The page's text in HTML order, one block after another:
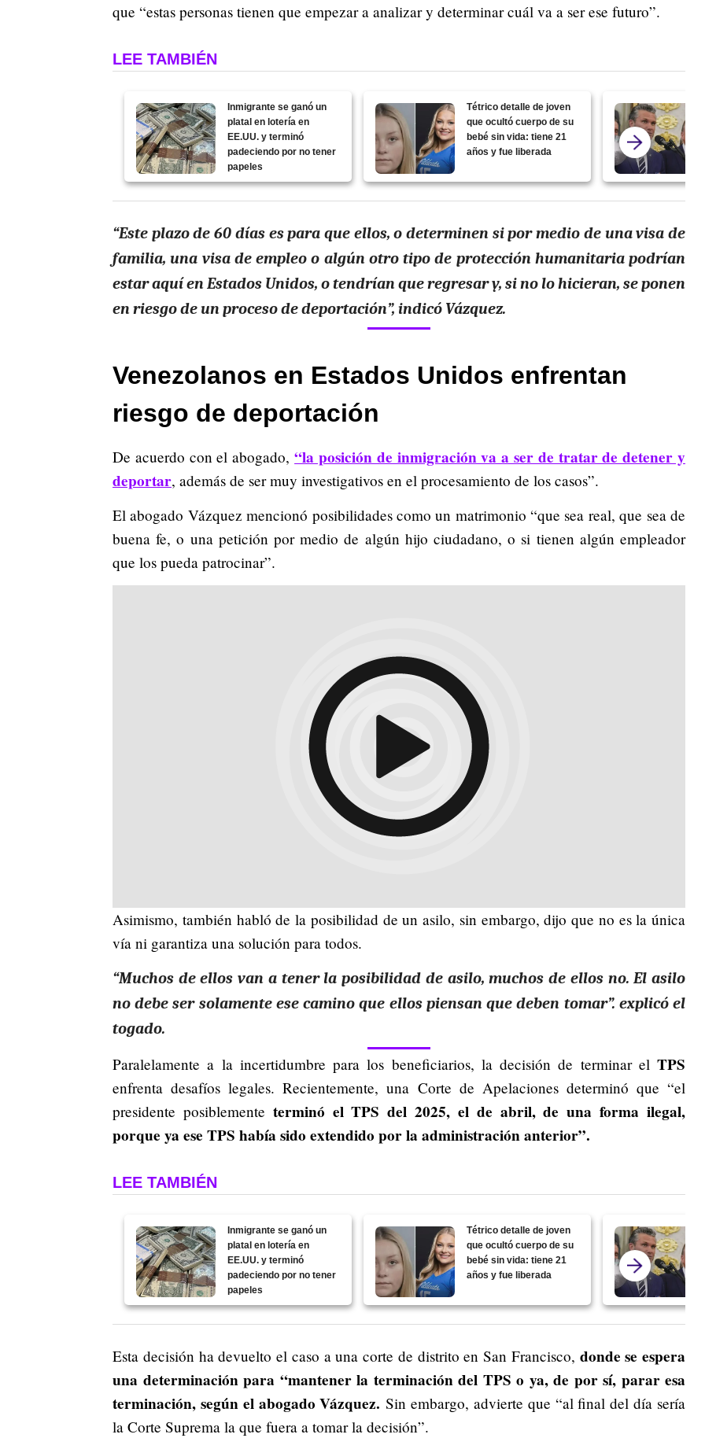
que “estas personas tienen que empezar a analizar y determinar cuál va a ser ese futuro”.
LEE TAMBIÉN
Inmigrante se ganó un
platal en lotería en
EE.UU. y terminó
padeciendo por no tener
papeles
Tétrico detalle de joven
que ocultó cuerpo de su
bebé sin vida: tiene 21
años y fue liberada
“Este plazo de 60 días es para que ellos, o determinen si por medio de unavisa de
familia, una visa de empleo o algún otro tipo de protección humanitaria podrían
estar aquí en Estados Unidos, o tendrían que regresar y, si no lo hicieran, se ponen
en riesgo de un proceso de deportación”, indicó Vázquez.
Venezolanos en Estados Unidos enfrentan
riesgo de deportación
De acuerdo con el abogado,“la posición de inmigración va a ser de tratar de detener y
deportar, además de ser muy investigativos en el procesamiento de los casos”.
El abogado Vázquez mencionó posibilidades como un matrimonio “que sea real, que sea de
buena fe, o una petición por medio de algún hijo ciudadano, o si tienen algún empleador
que los pueda patrocinar”.
Asimismo, también habló de la posibilidad de un asilo, sin embargo, dijo que no es la única
vía ni garantiza una solución para todos.
“Muchos de ellos van a tener la posibilidad de asilo, muchos de ellos no.El asilo
no debe ser solamente ese camino que ellos piensan que deben tomar”. explicó el
togado.
Paralelamente a la incertidumbre para los beneficiarios, la decisión de terminar el TPS
enfrenta desafíos legales. Recientemente, una Corte de Apelaciones determinó que “el
presidente posiblemente terminó el TPS del 2025, el de abril, de una forma ilegal,
porque ya ese TPS había sido extendido por la administración anterior”.
LEE TAMBIÉN
Inmigrante se ganó un
platal en lotería en
EE.UU. y terminó
padeciendo por no tener
papeles
Tétrico detalle de joven
que ocultó cuerpo de su
bebé sin vida: tiene 21
años y fue liberada
Esta decisión ha devuelto el caso a una corte de distrito en San Francisco, donde se espera
una determinación para “mantener la terminación del TPS o ya, de por sí, parar esa
terminación, según el abogado Vázquez.Sin embargo, advierte que “al final del día sería
la Corte Suprema la que fuera a tomar la decisión”.